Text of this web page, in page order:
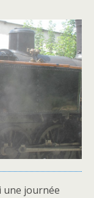
une journée